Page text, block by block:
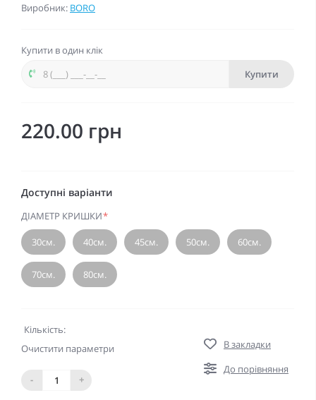
Виробник: BORO
Купити в один клік
Купити
220.00 грн
Доступні варіанти
ДІАМЕТР КРИШКИ*
30см. 40см. 45см. 50см. 60см.
70см. 80см.
Кількість:
Очистити параметри
- +
В закладки
До порівняння